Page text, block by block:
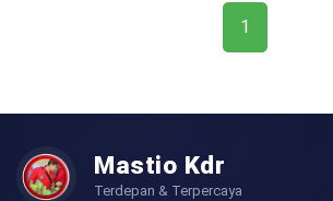
1
Mastio Kdr
Terdepan & Terpercaya